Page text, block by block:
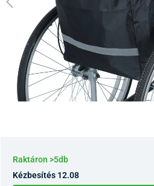
Raktáron >5db
Kézbesítés 12.08